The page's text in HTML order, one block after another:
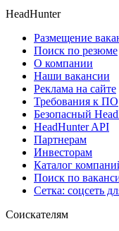
HeadHunter
Размещение
Поиск по резюме
О компании
Наши вакансии
Реклама на сайте
Требования к ПО
Безопасный
HeadHunter API
Партнерам
Инвесторам
Каталог
Поиск по
Сетка: соцсеть
Соискателям